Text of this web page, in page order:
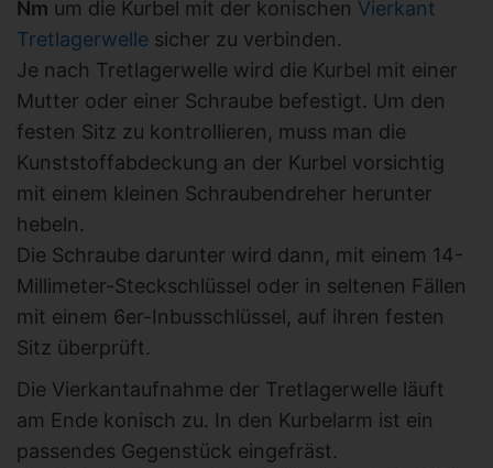
Nm um die Kurbel mit der konischen Vierkant
Tretlagerwelle sicher zu verbinden.
Je nach Tretlagerwelle wird die Kurbel mit einer
Mutter oder einer Schraube befestigt. Um den
festen Sitz zu kontrollieren, muss man die
Kunststoffabdeckung an der Kurbel vorsichtig
mit einem kleinen Schraubendreher herunter
hebeln.
Die Schraube darunter wird dann, mit einem 14-
Millimeter-Steckschlüssel oder in seltenen Fällen
mit einem 6er-Inbusschlüssel, auf ihren festen
Sitz überprüft.
Die Vierkantaufnahme der Tretlagerwelle läuft
am Ende konisch zu. In den Kurbelarm ist ein
passendes Gegenstück eingefräst.